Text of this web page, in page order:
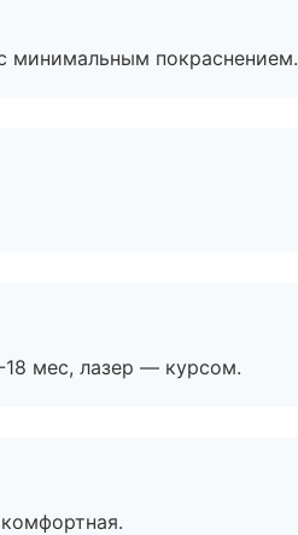
минимальным покраснением.
мес, лазер — курсом.